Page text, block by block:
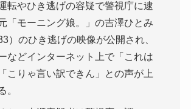
転やひき逃げの容疑で警視庁に逮
「モーニング娘。」の吉澤ひとみ
）のひき逃げの映像が公開され、
などインターネット上で「これは
こりゃ言い訳できん」との声が上
。